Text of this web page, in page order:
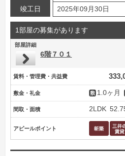
竣工日
2025年09月30日
1部屋の募集があります
部屋詳細
6階７０１
賃料・管理費・共益費
敷金・礼金 1.0ヶ月
間取・面積 2LDK
アピールポイント